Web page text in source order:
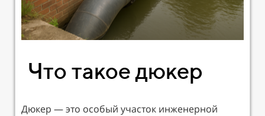
Что такое дюкер
Дюкер — это особый участок инженерной